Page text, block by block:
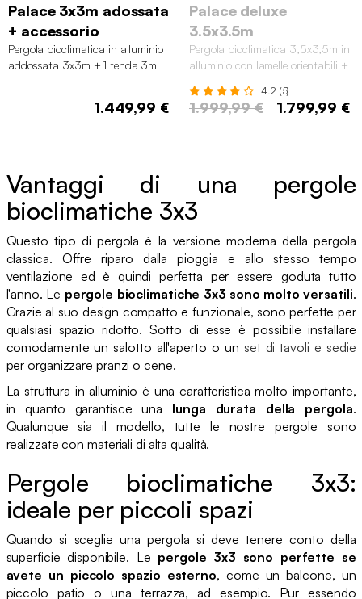
Palace 3x3m adossata
+ accessorio
Pergola bioclimatica in alluminio
addossata 3x3m + 1 tenda 3m
1.449,99 €
Palace deluxe
3.5x3.5m
Pergola bioclimatica 3,5x3,5m in
alluminio con lamelle orientabili +
4.2 (5)
1.999,99 € 1.799,99 €
Vantaggi di una pergole
bioclimatiche 3x3
Questo tipo di pergola è la versione moderna della pergola
classica. Offre riparo dalla pioggia e allo stesso tempo
ventilazione ed è quindi perfetta per essere goduta tutto
l'anno. Le pergole bioclimatiche 3x3 sono molto versatili.
Grazie al suo design compatto e funzionale, sono perfette per
qualsiasi spazio ridotto. Sotto di esse è possibile installare
comodamente un salotto all'aperto o un set di tavoli e sedie
per organizzare pranzi o cene.
La struttura in alluminio è una caratteristica molto importante,
in quanto garantisce una lunga durata della pergola.
Qualunque sia il modello, tutte le nostre pergole sono
realizzate con materiali di alta qualità.
Pergole bioclimatiche 3x3:
ideale per piccoli spazi
Quando si sceglie una pergola si deve tenere conto della
superficie disponibile. Le pergole 3x3 sono perfette se
avete un piccolo spazio esterno, come un balcone, un
piccolo patio o una terrazza, ad esempio. Pur essendo